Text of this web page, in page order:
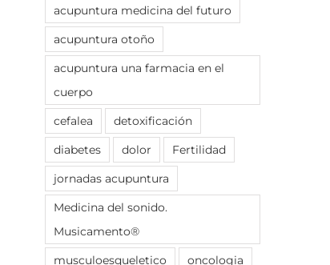
acupuntura medicina del futuro
acupuntura otoño
acupuntura una farmacia en el
cuerpo
cefalea
detoxificación
diabetes
dolor
Fertilidad
jornadas acupuntura
Medicina del sonido.
Musicamento®
musculoesqueletico
oncologia